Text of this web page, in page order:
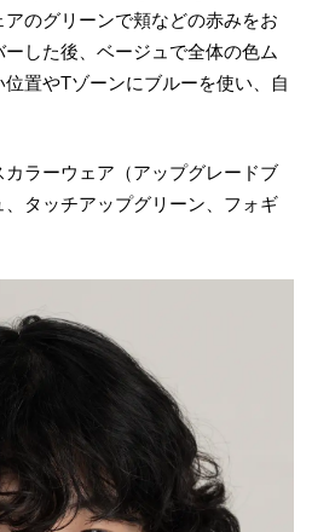
のグリーンで頬などの赤みをお
した後、ベージュで全体の色ム
置やTゾーンにブルーを使い、自
ラーウェア（アップグレードブ
タッチアップグリーン、フォギ